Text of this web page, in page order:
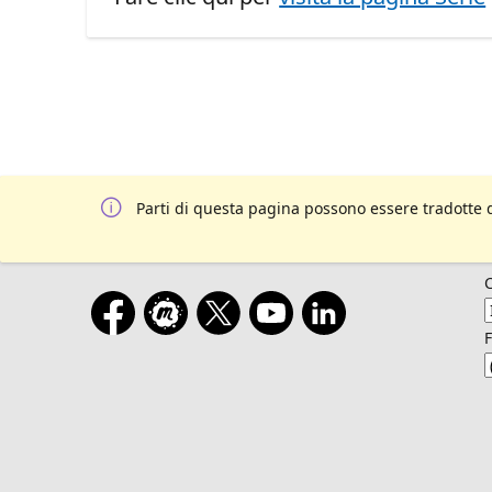
Parti di questa pagina possono essere tradotte